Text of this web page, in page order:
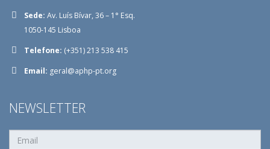
Sede: Av. Luís Bívar, 36 – 1° Esq.
1050-145 Lisboa
Telefone: (+351) 213 538 415
Email: geral@aphp-pt.org
NEWSLETTER